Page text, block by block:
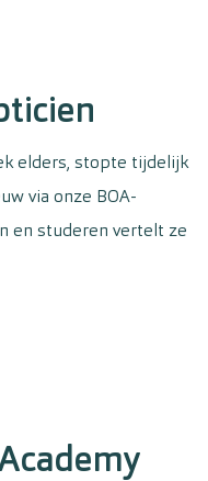
elders, stopte tijdelijk
via onze BOA-
en studeren vertelt ze